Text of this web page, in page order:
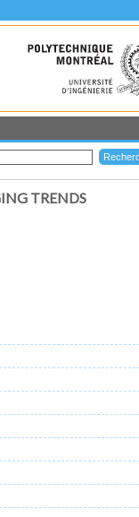
TRENDS